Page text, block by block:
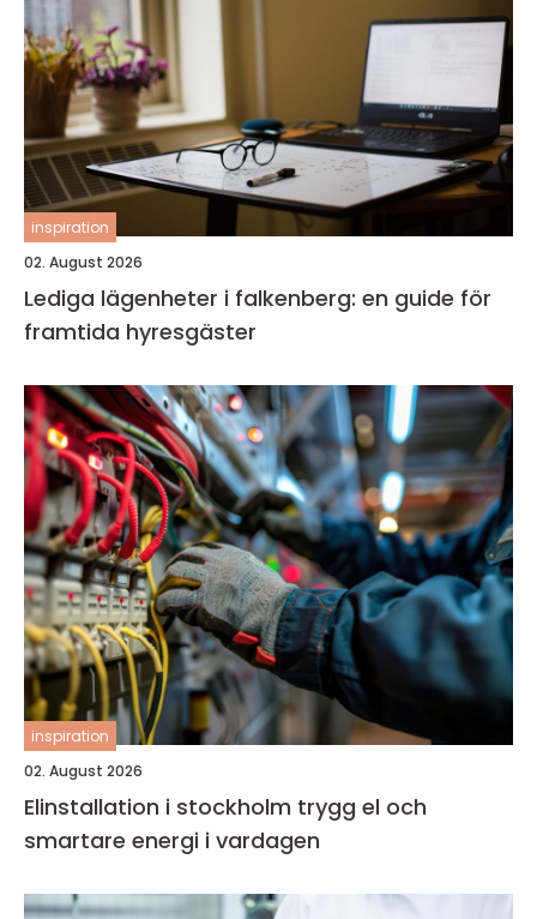
inspiration
02. August 2026
Lediga lägenheter i falkenberg: en guide för
framtida hyresgäster
inspiration
02. August 2026
Elinstallation i stockholm trygg el och
smartare energi i vardagen